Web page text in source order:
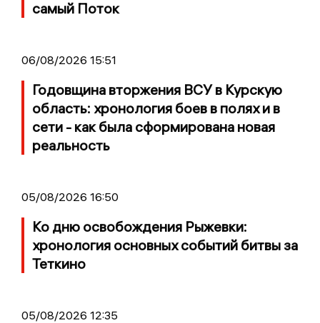
самый Поток
06/08/2026 15:51
Годовщина вторжения ВСУ в Курскую
область: хронология боев в полях и в
сети - как была сформирована новая
реальность
05/08/2026 16:50
Ко дню освобождения Рыжевки:
хронология основных событий битвы за
Теткино
05/08/2026 12:35